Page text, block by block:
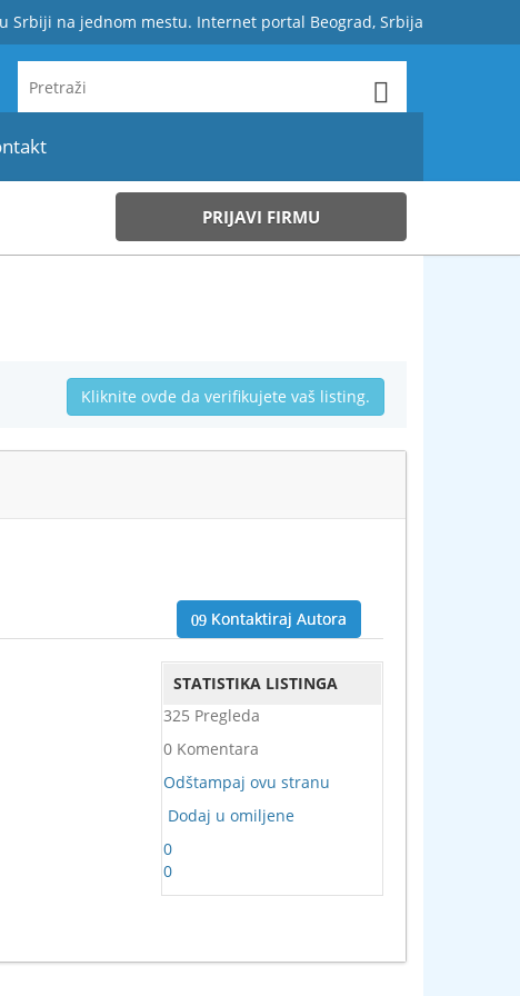
Srbiji na jednom mestu. Internet portal Beograd, Srbija
PRIJAVI FIRMU
Kliknite ovde da verifikujete vaš listing.
Kontaktiraj Autora
STATISTIKA LISTINGA
325 Pregleda
0 Komentara
Odštampaj ovu stranu
Dodaj u omiljene
0
0